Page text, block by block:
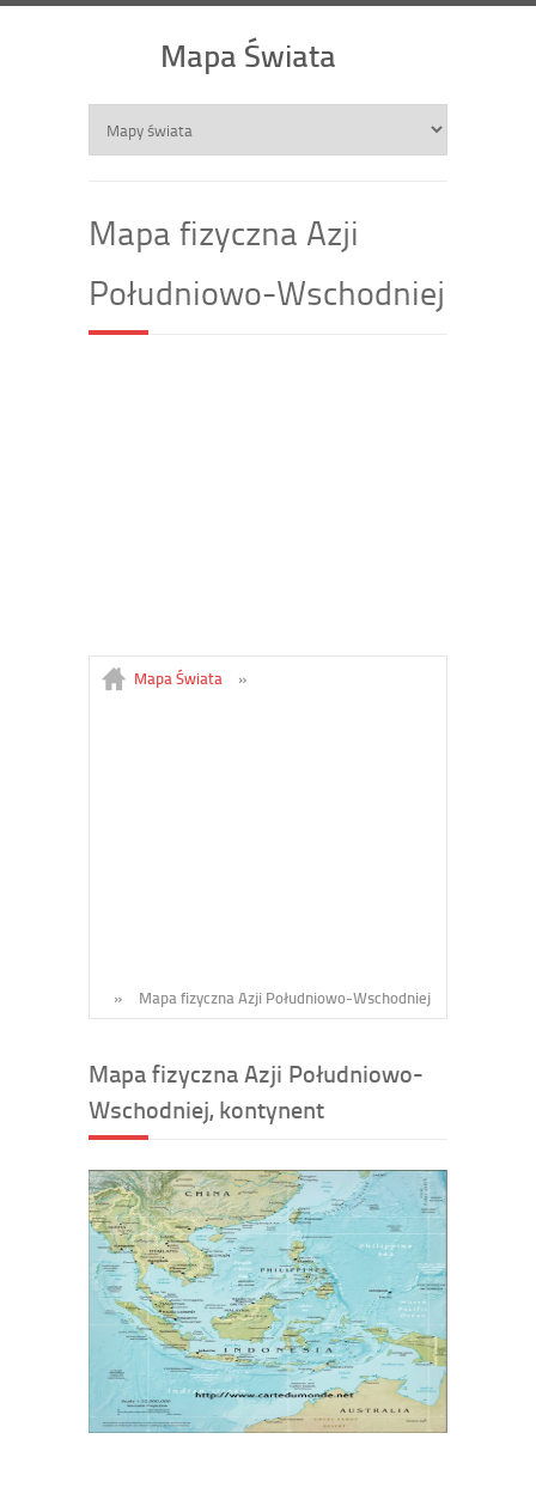
Mapa Świata
Mapa fizyczna Azji
Południowo-Wschodniej
Mapa Świata »
» Mapa fizyczna Azji Południowo-Wschodniej
Mapa fizyczna Azji Południowo-
Wschodniej, kontynent